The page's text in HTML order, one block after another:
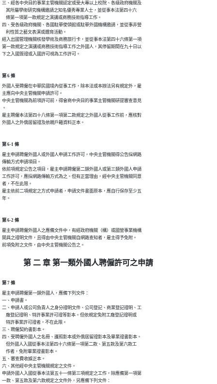
三、經各中央目的事業主管機關認定或受大專以上校院、各級政府機關及
    其所屬學術研究機構邀請之知名優秀專業人士，並從事本法第四十六
    條第一項第一款規定之演講或商務技術指導工作。
四、受各級政府機關、各國駐華使領館或駐華外國機構邀請，並從事非營
    利性質之藝文表演或體育活動。
經入出國管理機關核發學術及商務旅行卡，並從事本法第四十六條第一項
第一款規定之演講或商務技術指導工作之外國人，其停留期間在九十日以
下之入國簽證或入國許可視為工作許可。
第 6 條
外國人受聘僱在中華民國境內從事工作，除本法或本辦法另有規定外，雇
主應向中央主管機關申請許可。
中央主管機關為前項許可前，得會商中央目的事業主管機關研提審查意見
。
雇主聘僱本法第四十八條第一項第二款規定之外國人從事工作前，應核對
外國人之外僑居留證及依親戶籍資料正本。
第 6-1 條
雇主申請聘僱外國人或外國人申請工作許可，中央主管機關得公告採網路
傳輸方式申請項目。
依前項規定公告之項目，雇主申請聘僱第二類外國人或第三類外國人申請
工作許可，應採網路傳輸方式為之。但有正當理由，經中央主管機關同意
者，不在此限。
雇主依前二項規定之方式申請者，申請文件書面原本，應自行保存至少五
年。
第 6-2 條
雇主申請聘僱外國人之應備文件中，有經政府機關（構）或國營事業機構
開具之證明文件，且得由中央主管機關自網路查知者，雇主得予免附。
前項免附之文件，由中央主管機關公告之。
第 二 章 第一類外國人聘僱許可之申請
第 7 條
雇主申請聘僱第一類外國人，應備下列文件：
一、申請書。
二、申請人或公司負責人之身分證明文件、公司登記、商業登記證明、工
    廠登記證明、特許事業許可證等影本。但依規定免附工廠登記證明或
    特許事業許可證者，不在此限。
三、聘僱契約書影本。
四、受聘僱外國人之名冊、護照影本或外僑居留證影本及畢業證書影本。
    但外國人入國從事本法第四十六條第一項第二款、第五款及第六款工
    作者，免附畢業證書影本。
五、審查費收據正本。
六、其他經中央主管機關規定之文件。
申請外國人入國從事本法第五十一條第三項規定之工作，除應備第一項第
一款、第五款及第六款規定之文件外，另應備下列文件：